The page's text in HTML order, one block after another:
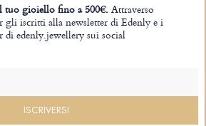
tuo gioiello fino a 500€.Attraverso
gli iscritti alla newsletter di Edenly e i
di edenly.jewellery sui social